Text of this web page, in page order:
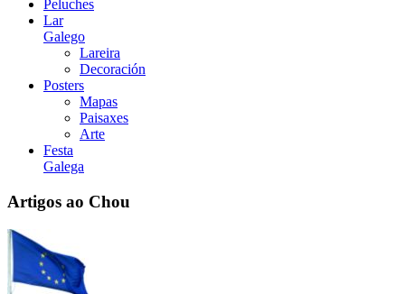
Peluches
Lar
Galego
Lareira
Decoración
Posters
Mapas
Paisaxes
Arte
Festa
Galega
Artigos ao Chou